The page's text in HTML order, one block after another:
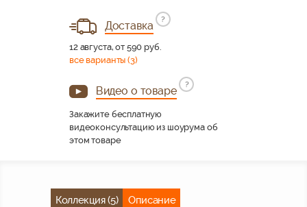
Доставка
?
12 августа, от 590 руб.
все варианты (3)
Видео о товаре
?
Закажите бесплатную
видеоконсультацию из шоурума об
этом товаре
Коллекция (5)
Описание